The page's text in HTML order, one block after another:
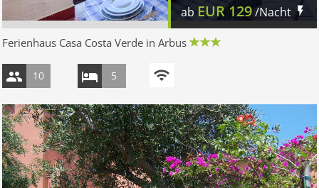
ab EUR 129/Nacht
Ferienhaus Casa Costa Verde in Arbus
10 5